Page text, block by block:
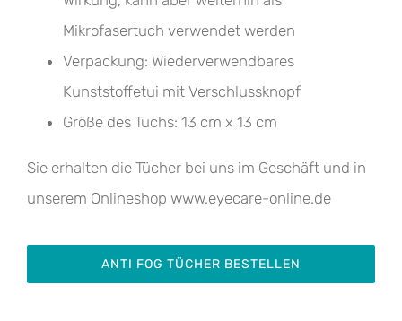
Mikrofasertuch verwendet werden
Verpackung: Wiederverwendbares
Kunststoffetui mit Verschlussknopf
Größe des Tuchs: 13 cm x 13 cm
Sie erhalten die Tücher bei uns im Geschäft und in
unserem Onlineshop www.eyecare-online.de
ANTI FOG TÜCHER BESTELLEN